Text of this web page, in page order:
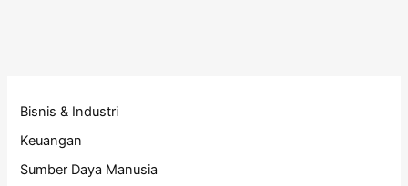
Bisnis & Industri
Keuangan
Sumber Daya Manusia